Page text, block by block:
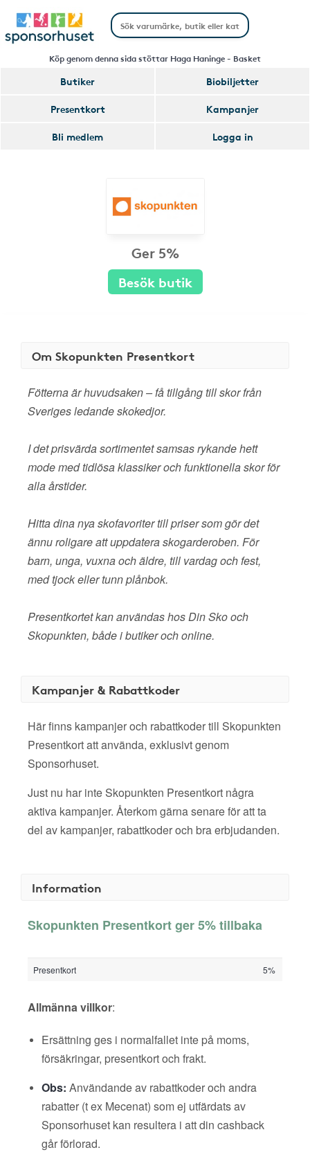
Köp genom denna sida stöttar Haga Haninge - Basket
Butiker
Biobiljetter
Presentkort
Kampanjer
Bli medlem
Logga in
Ger 5%
Besök butik
Om Skopunkten Presentkort
Fötterna är huvudsaken – få tillgång till skor från
Sveriges ledande skokedjor.
I det prisvärda sortimentet samsas rykande hett
mode med tidlösa klassiker och funktionella skor för
alla årstider.
Hitta dina nya skofavoriter till priser som gör det
ännu roligare att uppdatera skogarderoben. För
barn, unga, vuxna och äldre, till vardag och fest,
med tjock eller tunn plånbok.
Presentkortet kan användas hos Din Sko och
Skopunkten, både i butiker och online.
Kampanjer & Rabattkoder
Här finns kampanjer och rabattkoder till Skopunkten
Presentkort att använda, exklusivt genom
Sponsorhuset.
Just nu har inte Skopunkten Presentkort några
aktiva kampanjer. Återkom gärna senare för att ta
del av kampanjer, rabattkoder och bra erbjudanden.
Information
Skopunkten Presentkort ger 5% tillbaka
Presentkort 5%
Allmänna villkor:
Ersättning ges i normalfallet inte på moms,
försäkringar, presentkort och frakt.
Obs: Användande av rabattkoder och andra
rabatter (t ex Mecenat) som ej utfärdats av
Sponsorhuset kan resultera i att din cashback
går förlorad.